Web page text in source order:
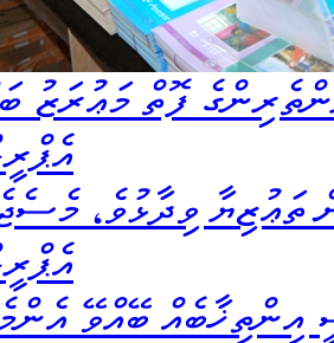
ފޮތް މަޢުރަޒު
22 އެޕްރީލް
ވިދާޅުވެ،
22 އެޕްރީލް
ބޭއްވޭ